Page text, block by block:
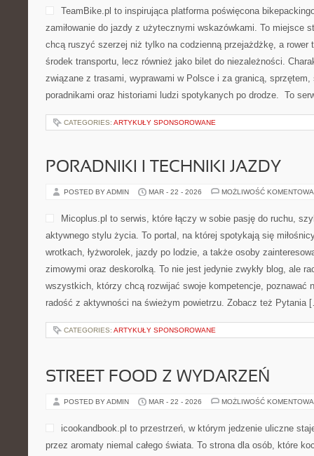
TeamBike.pl to inspirująca platforma poświęcona
zamiłowanie do jazdy z użytecznymi wskazówkami. To miejsce
chcą ruszyć szerzej niż tylko na codzienną przejażdżkę, a rower
środek transportu, lecz również jako bilet do niezależności.
związane z trasami, wyprawami w Polsce i za granicą,
poradnikami oraz historiami ludzi spotykanych po drodze. To
CATEGORIES: ARTYKUŁY SPONSOROWANE
PORADNIKI I TECHNIKI JAZDY
POSTED BY ADMIN MAR - 22 - 2026 MOŻLIWOŚĆ
Micoplus.pl to serwis, które łączy w sobie pasję do ruchu,
aktywnego stylu życia. To portal, na której spotykają się
wrotkach, łyżworolek, jazdy po lodzie, a także osoby
zimowymi oraz deskorolką. To nie jest jedynie zwykły blog, ale
wszystkich, którzy chcą rozwijać swoje kompetencje, poznawać
radość z aktywności na świeżym powietrzu. Zobacz też Pytania
CATEGORIES: ARTYKUŁY SPONSOROWANE
STREET FOOD Z WYDARZEŃ
POSTED BY ADMIN MAR - 22 - 2026 MOŻLIWOŚĆ
icookandbook.pl to przestrzeń, w którym jedzenie uliczne
przez aromaty niemal całego świata. To strona dla osób, które